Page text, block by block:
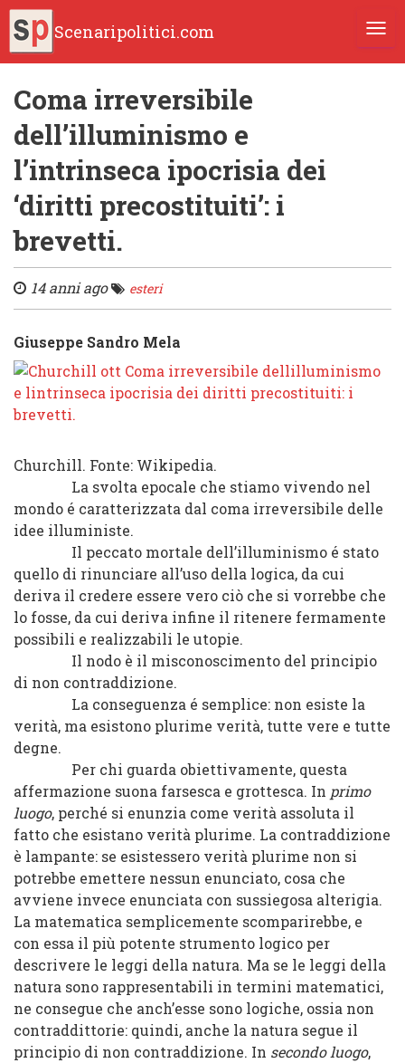
Scenaripolitici.com
Coma irreversibile
dell’illuminismo e
l’intrinseca ipocrisia dei
‘diritti precostituiti’: i
brevetti.
14 anni ago esteri
Giuseppe Sandro Mela
Churchill. Fonte: Wikipedia.
La svolta epocale che stiamo vivendo nel
mondo é caratterizzata dal coma irreversibile delle
idee illuministe.
Il peccato mortale dell’illuminismo é stato
quello di rinunciare all’uso della logica, da cui
deriva il credere essere vero ciò che si vorrebbe che
lo fosse, da cui deriva infine il ritenere fermamente
possibili e realizzabili le utopie.
Il nodo è il misconoscimento del principio
di non contraddizione.
La conseguenza é semplice: non esiste la
verità, ma esistono plurime verità, tutte vere e tutte
degne.
Per chi guarda obiettivamente, questa
affermazione suona farsesca e grottesca. In primo
luogo, perché si enunzia come verità assoluta il
fatto che esistano verità plurime. La contraddizione
è lampante: se esistessero verità plurime non si
potrebbe emettere nessun enunciato, cosa che
avviene invece enunciata con sussiegosa alterigia.
La matematica semplicemente scomparirebbe, e
con essa il più potente strumento logico per
descrivere le leggi della natura. Ma se le leggi della
natura sono rappresentabili in termini matematici,
ne consegue che anch’esse sono logiche, ossia non
contraddittorie: quindi, anche la natura segue il
principio di non contraddizione. In secondo luogo,